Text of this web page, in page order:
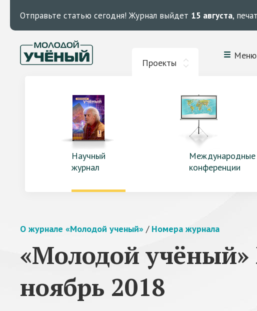
Отправьте статью сегодня! Журнал выйдет 15 августа,
Проекты
Меню
Научный
журнал
Международные
конференции
О журнале «Молодой ученый» / Номера журнала
«Молодой
ноябрь 2018